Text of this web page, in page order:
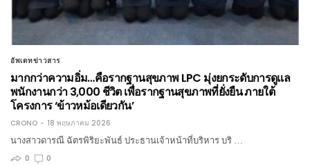
อัพเดทข่าวสาร
มากกว่าความอิ่ม…คือรากฐานสุขภาพ LPC มุ่งยกระดับการดูแล
พนักงานกว่า 3,000 ชีวิต เพื่อรากฐานสุขภาพที่ยั่งยืน ภายใต้
โครงการ ‘ข้าวหม้อเดียวกัน’
CRONO
18 พฤษภาคม 2026
นางสาวดารณี ฉัตรพิริยะพันธ์ ประธานเจ้าหน้าที่บริหาร บริ …
0
0